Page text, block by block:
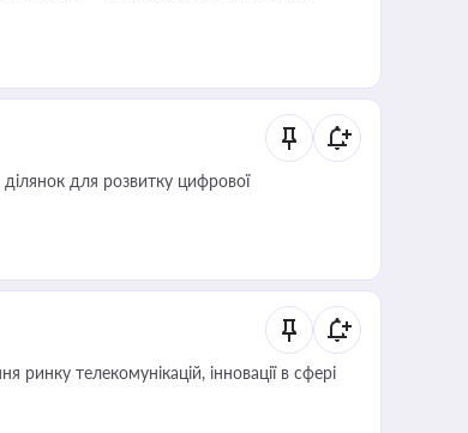
для розвитку цифрової
ринку телекомунікацій, інновації в сфері